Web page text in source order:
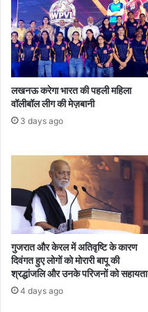
लखनऊ करेगा भारत की पहली महिला
वॉलीबॉल लीग की मेज़बानी
3 days ago
गुजरात और केरल में अतिवृष्टि के कारण
दिवंगत हुए लोगों को मोरारी बापू की
श्रद्धांजलि और उनके परिजनों को सहायता
4 days ago